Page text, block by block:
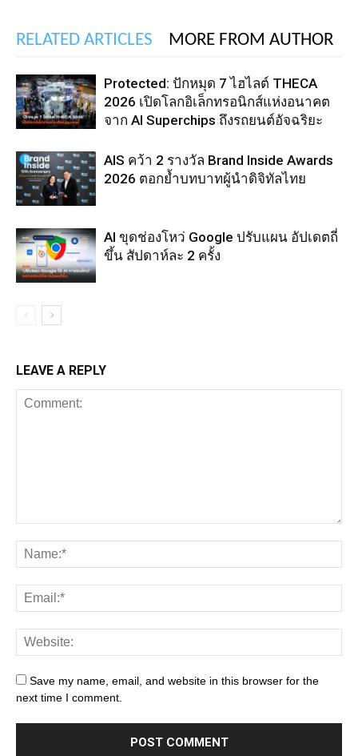
RELATED ARTICLES MORE FROM AUTHOR
Protected: ปักหมุด 7 ไฮไลต์ THECA
2026 เปิดโลกอิเล็กทรอนิกส์แห่งอนาคต
จาก AI Superchips ถึงรถยนต์อัจฉริยะ
AIS คว้า 2 รางวัล Brand Inside Awards
2026 ตอกย้ำบทบาทผู้นำดิจิทัลไทย
AI ขุดช่องโหว่ Google ปรับแผน อัปเดตถี่
ขึ้น สัปดาห์ละ 2 ครั้ง
LEAVE A REPLY
Save my name, email, and website in this browser for the
next time I comment.